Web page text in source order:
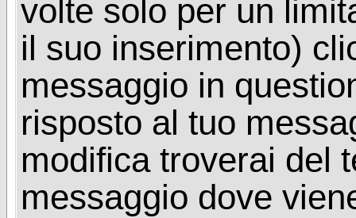
volte solo per un
il suo inserimento)
messaggio in
risposto al tuo
modifica troverai del
messaggio dove